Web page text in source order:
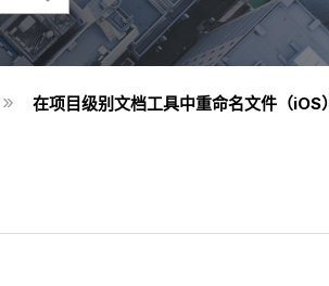
在项目级别文档工具中重命名文件（iOS）